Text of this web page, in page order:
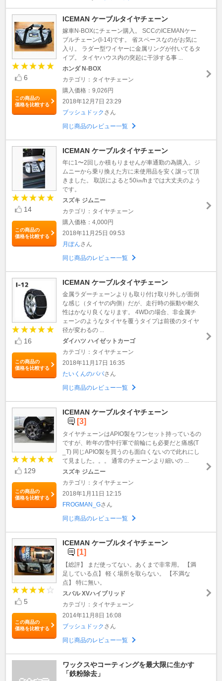
6
この商品の
価格を比較する
ICEMAN ケーブルタイヤチェーン
嫁車N-BOXにチェーン購入。 SCCのICEMANケー
ブルチェーン(I-14)です。 省スペースなのがお気に
入り。 ラダー型ワイヤーに金属リングが付いてるタ
イプ。 タイヤハウス内の突起に干渉する事 ...
ホンダ N-BOX
カテゴリ：タイヤチェーン
購入価格：9,026円
2018年12月7日 23:29
ブッシュドック さん
同じ商品のレビュー一覧
14
この商品の
価格を比較する
ICEMAN ケーブルタイヤチェーン
年に1〜2回しか積もりませんが車通勤の為購入。ジ
ムニーから乗り換えた方に未使用品を安く譲って頂
きました。 取説によると50㎞/hまでは大丈夫のよう
です。
スズキ ジムニー
カテゴリ：タイヤチェーン
購入価格：4,000円
2018年11月25日 09:53
月ぽんさん
同じ商品のレビュー一覧
16
この商品の
価格を比較する
ICEMAN ケーブルタイヤチェーン
金属ラダーチェーンよりも取り付け取り外しが面倒
な感じ（タイヤの内側）だが、走行時の振動や耐久
性はかなり良くなります。 4WDの場合、非金属チ
ェーンのようなタイヤを覆うタイプは前後のタイヤ
径が変わるの ...
ダイハツ ハイゼットカーゴ
カテゴリ：タイヤチェーン
2018年11月17日 16:35
たいくんのパパさん
同じ商品のレビュー一覧
129
この商品の
価格を比較する
ICEMAN ケーブルタイヤチェーン
[3]
タイヤチェーンはAPIO製をワンセット持っているの
ですが、昨年の雪中行軍で前輪にも必要だと痛感(T
_T) 同じAPIO製を買うのも面白くないので此れにし
て見ました。。。 通常のチェーンより細いの ...
スズキ ジムニー
カテゴリ：タイヤチェーン
2018年1月11日 12:15
FROGMAN_Gさん
同じ商品のレビュー一覧
5
この商品の
価格を比較する
ICEMAN ケーブルタイヤチェーン
[1]
【総評】 まだ使ってない。あくまで非常用。 【満
足している点】 軽く場所を取らない。 【不満な
点】 特に無い。
スバル XVハイブリッド
カテゴリ：タイヤチェーン
2014年11月8日 16:08
ブッシュドック さん
同じ商品のレビュー一覧
ワックスやコーティングを最大限に生かす
「鉄粉除去」